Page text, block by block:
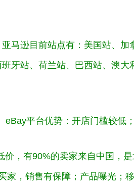
马逊目前站点有：美国站、
牙站、荷兰站、巴西站、澳
eBay平台优势：开店门槛较低
价，有90%的卖家来自中国，
家，销售有保障；产品曝光；